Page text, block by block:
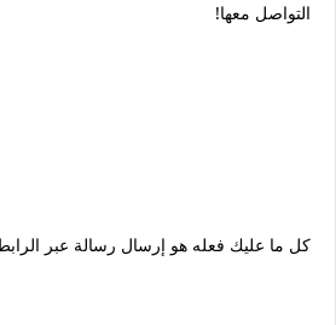
التواصل معها!
كل ما عليك فعله هو إرسال رسالة عبر الرابط